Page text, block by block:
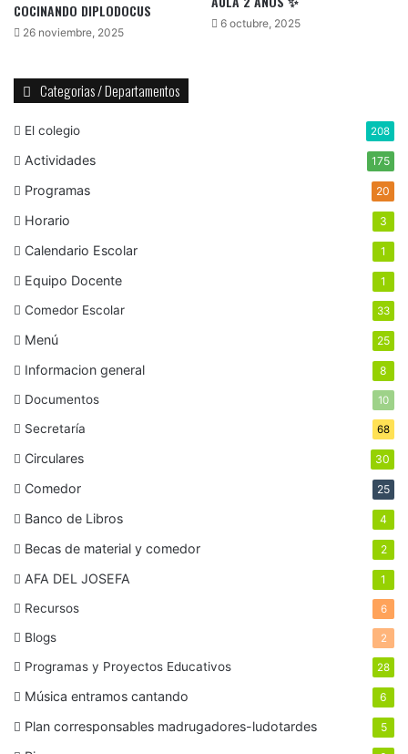
COCINANDO DIPLODOCUS
26 noviembre, 2025
6 octubre, 2025
Categorias / Departamentos
El colegio 208
Actividades 175
Programas 20
Horario 3
Calendario Escolar 1
Equipo Docente 1
Comedor Escolar 33
Menú 25
Informacion general 8
Documentos 10
Secretaría 68
Circulares 30
Comedor 25
Banco de Libros 4
Becas de material y comedor 2
AFA DEL JOSEFA 1
Recursos 6
Blogs 2
Programas y Proyectos Educativos 28
Música entramos cantando 6
Plan corresponsables madrugadores-ludotardes 5